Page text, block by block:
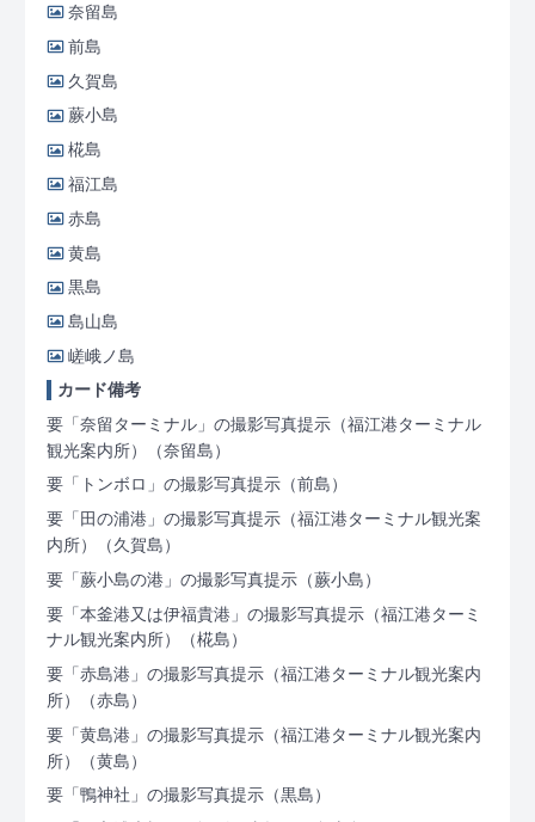
奈留島
前島
久賀島
蕨小島
椛島
福江島
赤島
黄島
黒島
島山島
嵯峨ノ島
カード備考
要「奈留ターミナル」の撮影写真提示（福江港ターミナル
観光案内所）
（奈留島）
要「トンボロ」の撮影写真提示（前島）
要「田の浦港」の撮影写真提示（福江港ターミナル観光案
内所）
（久賀島）
要「蕨小島の港」の撮影写真提示（蕨小島）
要「本釜港又は伊福貴港」の撮影写真提示（福江港ターミ
ナル観光案内所）
（椛島）
要「赤島港」の撮影写真提示（福江港ターミナル観光案内
所）
（赤島）
要「黄島港」の撮影写真提示（福江港ターミナル観光案内
所）
（黄島）
要「鴨神社」の撮影写真提示（黒島）